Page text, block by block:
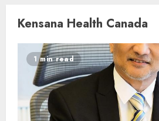
Kensana Health Canada
1 min read